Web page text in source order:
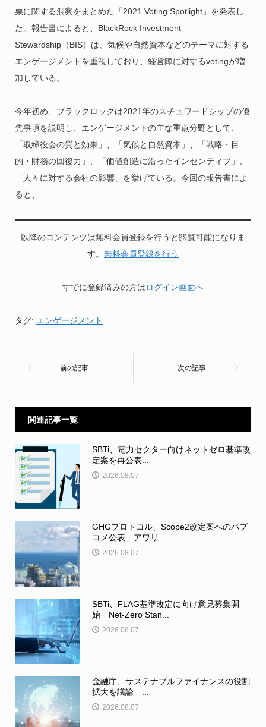
票に関する洞察をまとめた「2021 Voting Spotlight」を発表し
た。報告書によると、BlackRock Investment
Stewardship（BIS）は、気候や自然資本などのテーマに対する
エンゲージメントを重視しており、経営陣に対するvotingが増
加している。
今年初め、ブラックロックは2021年のスチュワードシップの優
先事項を説明し、エンゲージメントの主な重点分野として、
「取締役会の質と効果」、「気候と自然資本」、「戦略・目
的・財務の回復力」、「価値創造に沿ったインセンティブ」、
「人々に対する会社の影響」を挙げている。今回の報告書によ
ると、
以降のコンテンツは無料会員登録を行うと閲覧可能になりま
す。 無料会員登録を行う
すでに登録済みの方はログイン画面へ
タグ: エンゲージメント
関連記事一覧
SBTi、電力セクター向けネットゼロ基準改
定案を再公表...
2026.08.07
GHGプロトコル、Scope2改定案へのパブ
コメ公表 アワリ...
2026.08.07
SBTi、FLAG基準改定に向け意見募集開
始 Net-Zero Stan...
2026.08.07
金融庁、サステナブルファイナンスの役割
拡大を議論 ...
2026.08.07